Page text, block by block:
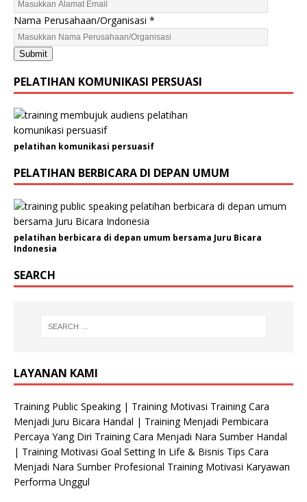
A
a
m
a
t
N
a
a
E
m
a
i
Nama Perusahaan/Organisasi *
Submit
PELATIHAN KOMUNIKASI PERSUASI
pelatihan komunikasi persuasif
PELATIHAN BERBICARA DI DEPAN UMUM
pelatihan berbicara di depan umum bersama Juru Bicara
Indonesia
SEARCH
LAYANAN KAMI
Training Public Speaking | Training Motivasi Training Cara
Menjadi Juru Bicara Handal | Training Menjadi Pembicara
Percaya Yang Diri Training Cara Menjadi Nara Sumber Handal
| Training Motivasi Goal Setting In Life & Bisnis Tips Cara
Menjadi Nara Sumber Profesional Training Motivasi Karyawan
Performa Unggul